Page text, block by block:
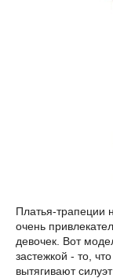
Платья-трапеции
очень
девочек. Вот
застежкой - то,
вытягивают